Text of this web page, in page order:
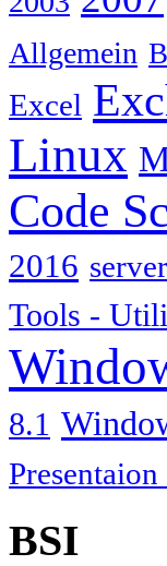
Allgemein
Excel
Linux
Code
2016
Tools -
8.1
BSI